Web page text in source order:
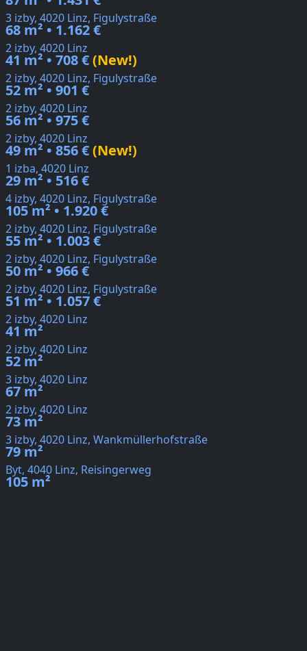
3 izby, 4020 Linz, Figulystraße
68 m² • 1.162 €
2 izby, 4020 Linz
41 m² • 708 €(New!)
2 izby, 4020 Linz, Figulystraße
52 m² • 901 €
2 izby, 4020 Linz
56 m² • 975 €
2 izby, 4020 Linz
49 m² • 856 €(New!)
1 izba, 4020 Linz
29 m² • 516 €
4 izby, 4020 Linz, Figulystraße
105 m² • 1.920 €
2 izby, 4020 Linz, Figulystraße
55 m² • 1.003 €
2 izby, 4020 Linz, Figulystraße
50 m² • 966 €
2 izby, 4020 Linz, Figulystraße
51 m² • 1.057 €
2 izby, 4020 Linz
41 m²
2 izby, 4020 Linz
52 m²
3 izby, 4020 Linz
67 m²
2 izby, 4020 Linz
73 m²
3 izby, 4020 Linz, Wankmüllerhofstraße
79 m²
Byt, 4040 Linz, Reisingerweg
105 m²